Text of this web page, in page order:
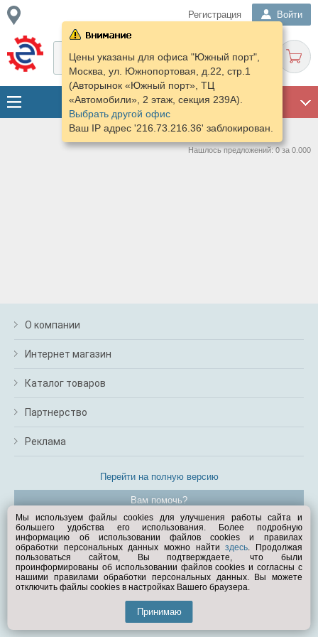
Регистрация Войти
Цены указаны для офиса "Южный порт",
Москва, ул. Южнопортовая, д.22, стр.1
(Авторынок «Южный порт», ТЦ
«Автомобили», 2 этаж, секция 239А).
Выбрать другой офис
Ваш IP адрес '216.73.216.36' заблокирован.
Нашлось предложений: 0 за 0.000
О компании
Интернет магазин
Каталог товаров
Партнерство
Реклама
Перейти на полную версию
Вам помочь?
© Exist.ru 1998—2026
Мы используем файлы cookies для улучшения работы сайта и
большего удобства его использования. Более подробную
информацию об использовании файлов cookies и правилах
обработки персональных данных можно найтиздесь. Продолжая
пользоваться сайтом, Вы подтверждаете, что были
проинформированы об использовании файлов cookies и согласны с
нашими правилами обработки персональных данных. Вы можете
отключить файлы cookies в настройках Вашего браузера.
Принимаю